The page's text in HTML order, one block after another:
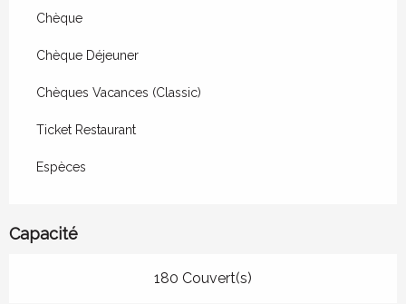
Chèque
Chèque Déjeuner
Chèques Vacances (Classic)
Ticket Restaurant
Espèces
Capacité
180 Couvert(s)